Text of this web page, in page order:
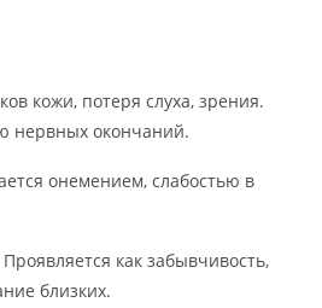
кожи, потеря слуха, зрения.
нервных окончаний.
онемением, слабостью в
как забывчивость,
близких.